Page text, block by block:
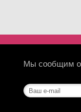
Мы сообщим о